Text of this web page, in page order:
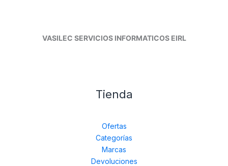
VASILEC SERVICIOS INFORMATICOS EIRL
Tienda
Ofertas
Categorías
Marcas
Devoluciones